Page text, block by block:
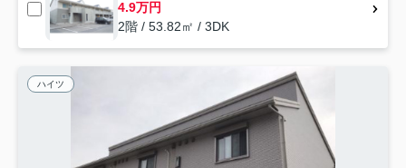
4.9万円
2階 / 53.82㎡ / 3DK
ハイツ